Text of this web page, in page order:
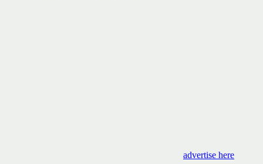
advertise here